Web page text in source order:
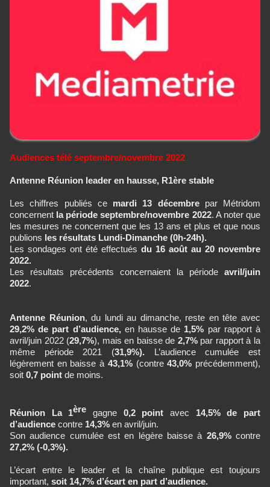
Audiences télé septembre/novembre 2022
Antenne Réunion leader en hausse, R1ère stable
Les chiffres publiés ce mardi 13 décembre par Métridom
concernent la période septembre/novembre 2022. A noter que
les mesures ne concernent que les 13 ans et plus et que nous
publions les résultats Lundi-Dimanche (0h-24h).
Les sondages ont été effectués du 16 août au 20 novembre
2022.
Les résultats précédents concernaient la période avril/juin
2022.
Antenne Réunion, du lundi au dimanche, reste en tête avec
29,2% de part d’audience,en hausse de 1,5% par rapport à
avril/juin 2022 (29,7%), mais en baisse de 2,7%par rapport à la
même période 2021 (31,9%). L’audience cumulée est
légèrement en baisse à 43,1% (contre43,0% précédemment),
soit 0,7 point de moins.
Réunion La 1ère gagne 0,2 point avec 14,5% de part
d’audience contre 14,3% en avril/juin.
Son audience cumulée est en légère baisse à 26,9%contre
27,2% (-0,3%).
L’écart entre le leader et la chaîne publique est toujours
important, soit 14,7% d’écart en part d’audience.